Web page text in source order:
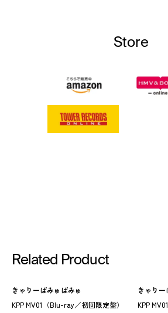
Store
Related Product
きゃりーぱみゅぱみゅ
KPP MV01（Blu-ray／初回限定盤）
きゃりー
KPP